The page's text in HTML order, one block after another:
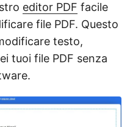
editor PDF facile
file PDF. Questo
testo,
tuoi file PDF senza